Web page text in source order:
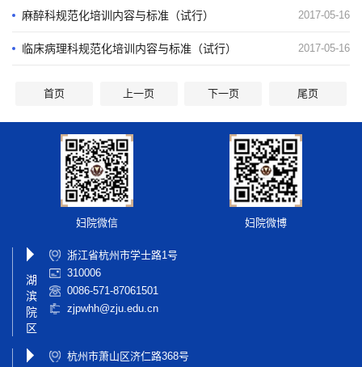
麻醉科规范化培训内容与标准（试行） 2017-05-16
临床病理科规范化培训内容与标准（试行） 2017-05-16
首页 上一页 下一页 尾页
妇院微信 妇院微博
湖
滨
院
区
浙江省杭州市学士路1号
310006
0086-571-87061501
zjpwhh@zju.edu.cn
杭州市萧山区济仁路368号